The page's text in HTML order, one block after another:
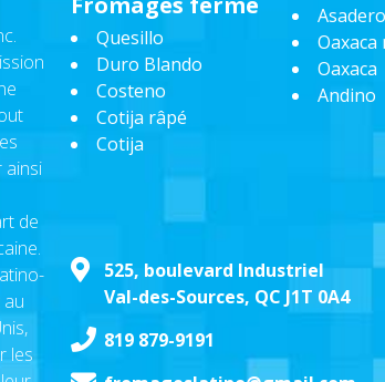
ainsi
de
les
Quesillo
Duro Blando
Costeno
Cotija râpé
Cotija
Asadero
Oaxaca
Oaxaca
Andino
525, boulevard Industriel
Val-des-Sources, QC J1T 0A4
819 879-9191